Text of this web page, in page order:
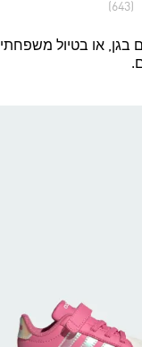
(643)
בגן, או בטיול